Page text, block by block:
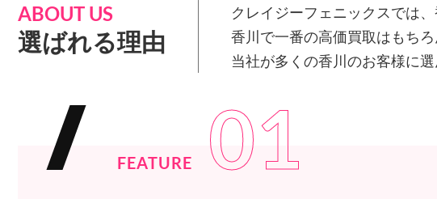
ABOUT US
選ばれる理由
クレイジーフェニックスでは
香川で一番の高価買取はもち
当社が多くの香川のお客様に
FEATURE 01